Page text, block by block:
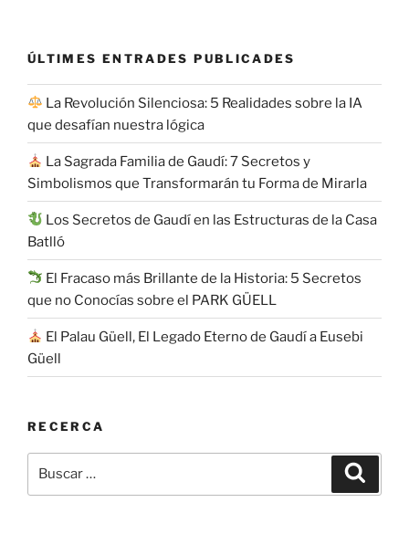
ÚLTIMES ENTRADES PUBLICADES
La Revolución Silenciosa: 5 Realidades sobre la IA
que desafían nuestra lógica
La Sagrada Familia de Gaudí: 7 Secretos y
Simbolismos que Transformarán tu Forma de Mirarla
Los Secretos de Gaudí en las Estructuras de la Casa
Batlló
El Fracaso más Brillante de la Historia: 5 Secretos
que no Conocías sobre el PARK GÜELL
El Palau Güell, El Legado Eterno de Gaudí a Eusebi
Güell
RECERCA
por: